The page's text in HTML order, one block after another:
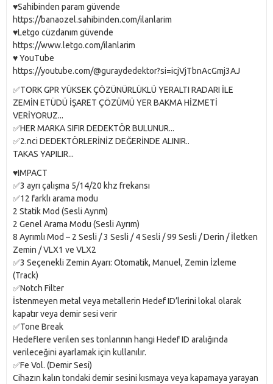
♥️Sahibinden param güvende
https://banaozel.sahibinden.com/ilanlarim
♥️Letgo cüzdanım güvende
https://www.letgo.com/ilanlarim
♥️ YouTube
https://youtube.com/@guraydedektor?si=icjVjTbnAcGmj3AJ
✅TORK GPR YÜKSEK ÇÖZÜNÜRLÜKLÜ YERALTI RADARI İLE
ZEMİN ETÜDÜ İŞARET ÇÖZÜMÜ YER BAKMA HİZMETİ
VERİYORUZ...
✅HER MARKA SIFIR DEDEKTÖR BULUNUR...
✅2.nci DEDEKTÖRLERİNİZ DEĞERİNDE ALINIR..
TAKAS YAPILIR...
♥️IMPACT
✅3 ayrı çalışma 5/14/20 khz frekansı
✅12 farklı arama modu
2 Statik Mod (Sesli Ayrım)
2 Genel Arama Modu (Sesli Ayrım)
8 Ayrımlı Mod – 2 Sesli / 3 Sesli / 4 Sesli / 99 Sesli / Derin / İletken
Zemin / VLX1 ve VLX2
✅3 Seçenekli Zemin Ayarı: Otomatik, Manuel, Zemin İzleme
(Track)
✅Notch Filter
İstenmeyen metal veya metallerin Hedef ID’lerini lokal olarak
kapatır veya demir sesi verir
✅Tone Break
Hedeflere verilen ses tonlarının hangi Hedef ID aralığında
verileceğini ayarlamak için kullanılır.
✅Fe Vol. (Demir Sesi)
Cihazın kalın tondaki demir sesini kısmaya veya kapamaya yarayan